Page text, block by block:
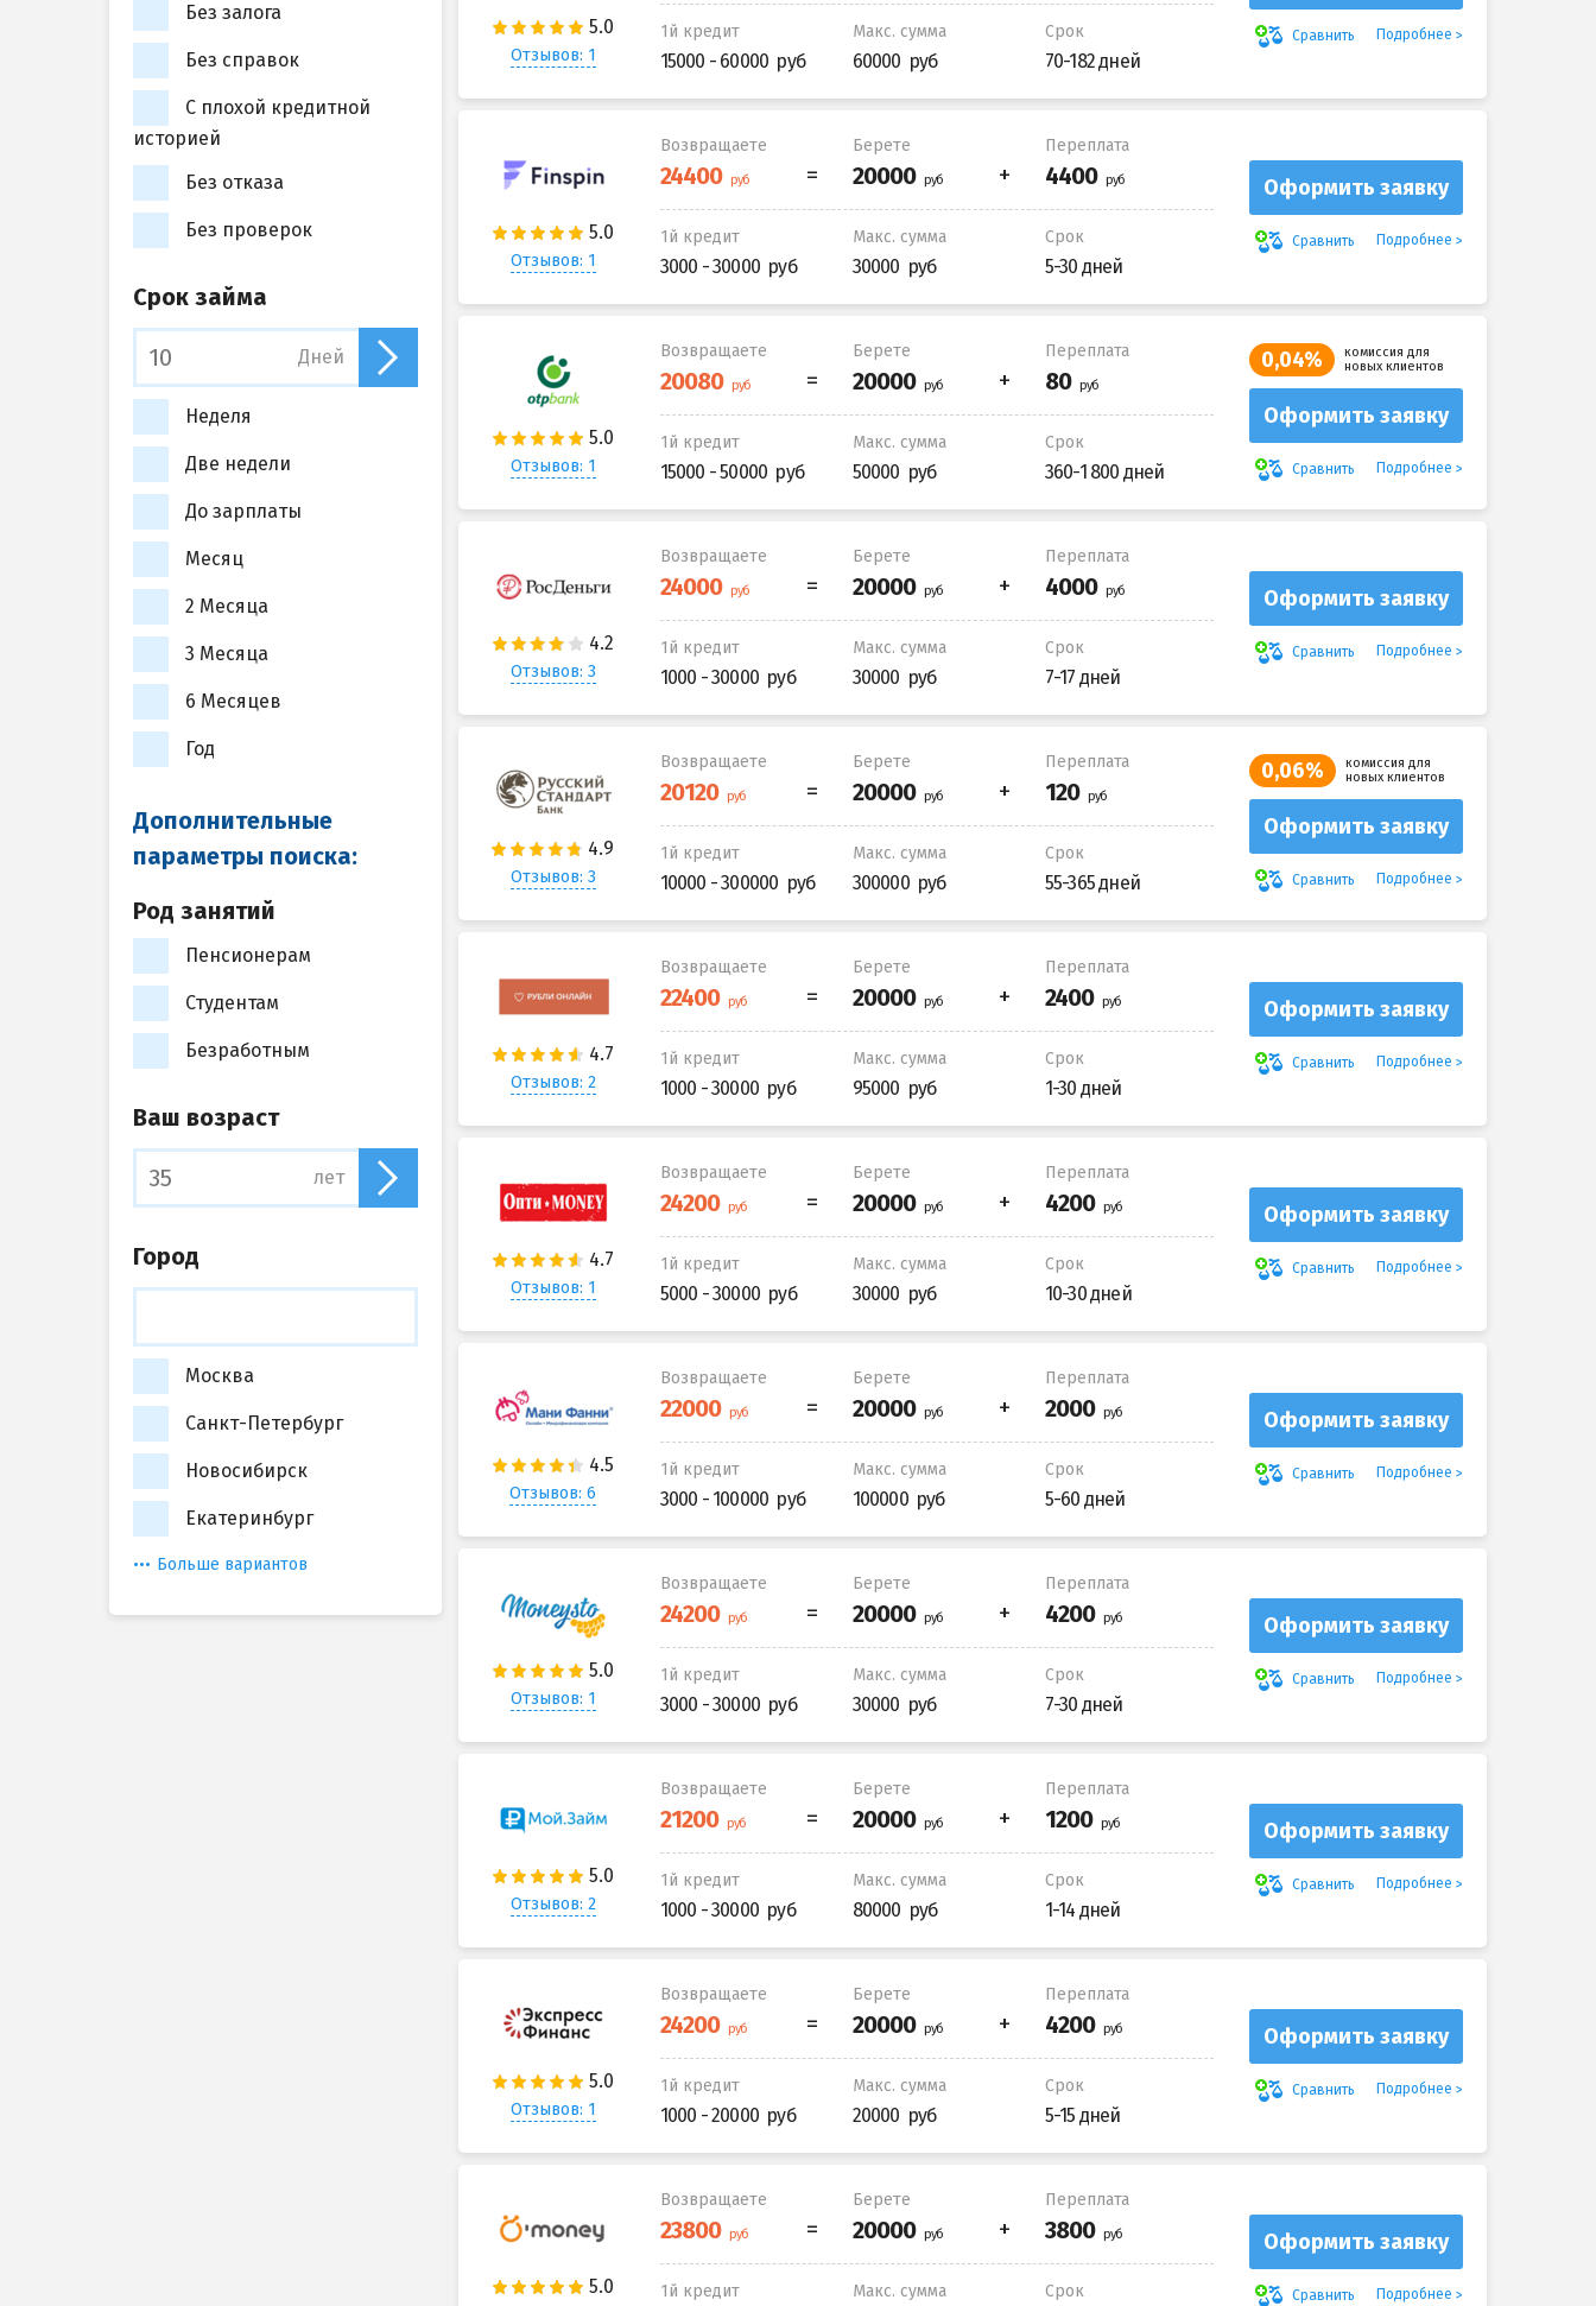
Отзывов: 1
1й кредит
15000 - 60000
Макс. сумма
60000
Срок
70-182 дней
Сравнить Подробнее
Отзывов: 1
Возвращаете Берете Переплата
1й кредит
3000 - 30000
Макс. сумма
30000
Срок
5-30 дней
Оформить заявку
Сравнить Подробнее
Отзывов: 1
Возвращаете Берете Переплата
1й кредит
15000 - 50000
Макс. сумма
50000
Срок
360-1 800 дней
0,04%
комиссия для
новых клиентов
Оформить заявку
Сравнить Подробнее
Отзывов: 3
Возвращаете Берете Переплата
1й кредит
1000 - 30000
Макс. сумма
30000
Срок
7-17 дней
Оформить заявку
Сравнить Подробнее
Отзывов: 3
Возвращаете Берете Переплата
1й кредит
10000 - 300000
Макс. сумма
300000
Срок
55-365 дней
0,06%
комиссия для
новых клиентов
Оформить заявку
Сравнить Подробнее
Отзывов: 2
Возвращаете Берете Переплата
1й кредит
1000 - 30000
Макс. сумма
95000
Срок
1-30 дней
Оформить заявку
Сравнить Подробнее
Отзывов: 1
Возвращаете Берете Переплата
1й кредит
5000 - 30000
Макс. сумма
30000
Срок
10-30 дней
Оформить заявку
Сравнить Подробнее
Отзывов: 6
Возвращаете Берете Переплата
1й кредит
3000 - 100000
Макс. сумма
100000
Срок
5-60 дней
Оформить заявку
Сравнить Подробнее
Отзывов: 1
Возвращаете Берете Переплата
1й кредит
3000 - 30000
Макс. сумма
30000
Срок
7-30 дней
Оформить заявку
Сравнить Подробнее
Отзывов: 2
Возвращаете Берете Переплата
1й кредит
1000 - 30000
Макс. сумма
80000
Срок
1-14 дней
Оформить заявку
Сравнить Подробнее
Отзывов: 1
Возвращаете Берете Переплата
1й кредит
1000 - 20000
Макс. сумма
20000
Срок
5-15 дней
Оформить заявку
Сравнить Подробнее
Возвращаете Берете Переплата
1й кредит Макс. сумма Срок
Оформить заявку
Сравнить Подробнее
Без залога
Без справок
С плохой кредитной
историей
Без отказа
Без проверок
Срок займа
Дней
Неделя
Две недели
До зарплаты
Месяц
2 Месяца
3 Месяца
6 Месяцев
Год
Дополнительные
параметры поиска:
Род занятий
Пенсионерам
Студентам
Безработным
Ваш возраст
лет
Город
Москва
Санкт-Петербург
Новосибирск
Екатеринбург
Больше вариантов